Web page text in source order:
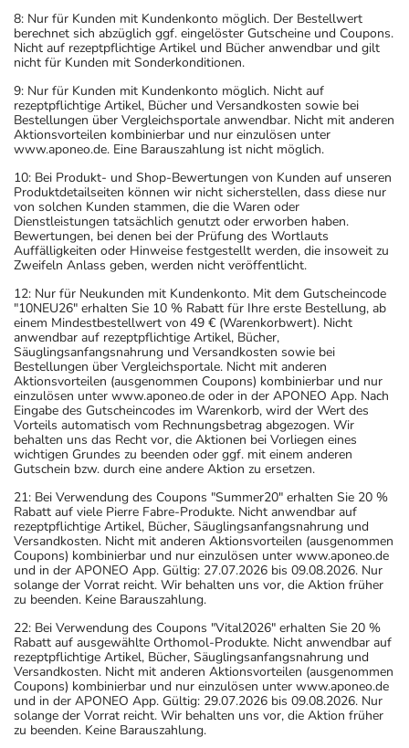
8: Nur für Kunden mit Kundenkonto möglich. Der Bestellwert
berechnet sich abzüglich ggf. eingelöster Gutscheine und Coupons.
Nicht auf rezeptpflichtige Artikel und Bücher anwendbar und gilt
nicht für Kunden mit Sonderkonditionen.
9: Nur für Kunden mit Kundenkonto möglich. Nicht auf
rezeptpflichtige Artikel, Bücher und Versandkosten sowie bei
Bestellungen über Vergleichsportale anwendbar. Nicht mit anderen
Aktionsvorteilen kombinierbar und nur einzulösen unter
www.aponeo.de. Eine Barauszahlung ist nicht möglich.
10: Bei Produkt- und Shop-Bewertungen von Kunden auf unseren
Produktdetailseiten können wir nicht sicherstellen, dass diese nur
von solchen Kunden stammen, die die Waren oder
Dienstleistungen tatsächlich genutzt oder erworben haben.
Bewertungen, bei denen bei der Prüfung des Wortlauts
Auffälligkeiten oder Hinweise festgestellt werden, die insoweit zu
Zweifeln Anlass geben, werden nicht veröffentlicht.
12: Nur für Neukunden mit Kundenkonto. Mit dem Gutscheincode
"10NEU26" erhalten Sie 10 % Rabatt für Ihre erste Bestellung, ab
einem Mindestbestellwert von 49 € (Warenkorbwert). Nicht
anwendbar auf rezeptpflichtige Artikel, Bücher,
Säuglingsanfangsnahrung und Versandkosten sowie bei
Bestellungen über Vergleichsportale. Nicht mit anderen
Aktionsvorteilen (ausgenommen Coupons) kombinierbar und nur
einzulösen unter www.aponeo.de oder in der APONEO App. Nach
Eingabe des Gutscheincodes im Warenkorb, wird der Wert des
Vorteils automatisch vom Rechnungsbetrag abgezogen. Wir
behalten uns das Recht vor, die Aktionen bei Vorliegen eines
wichtigen Grundes zu beenden oder ggf. mit einem anderen
Gutschein bzw. durch eine andere Aktion zu ersetzen.
21: Bei Verwendung des Coupons "Summer20" erhalten Sie 20 %
Rabatt auf viele Pierre Fabre-Produkte. Nicht anwendbar auf
rezeptpflichtige Artikel, Bücher, Säuglingsanfangsnahrung und
Versandkosten. Nicht mit anderen Aktionsvorteilen (ausgenommen
Coupons) kombinierbar und nur einzulösen unter www.aponeo.de
und in der APONEO App. Gültig: 27.07.2026 bis 09.08.2026. Nur
solange der Vorrat reicht. Wir behalten uns vor, die Aktion früher
zu beenden. Keine Barauszahlung.
22: Bei Verwendung des Coupons "Vital2026" erhalten Sie 20 %
Rabatt auf ausgewählte Orthomol-Produkte. Nicht anwendbar auf
rezeptpflichtige Artikel, Bücher, Säuglingsanfangsnahrung und
Versandkosten. Nicht mit anderen Aktionsvorteilen (ausgenommen
Coupons) kombinierbar und nur einzulösen unter www.aponeo.de
und in der APONEO App. Gültig: 29.07.2026 bis 09.08.2026. Nur
solange der Vorrat reicht. Wir behalten uns vor, die Aktion früher
zu beenden. Keine Barauszahlung.